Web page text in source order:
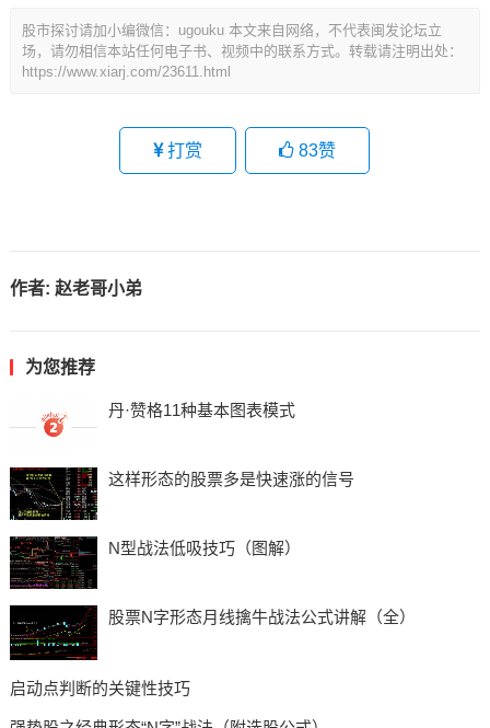
股市探讨请加小编微信：ugouku 本文来自网络，不代表闽发论坛立
场，请勿相信本站任何电子书、视频中的联系方式。转载请注明出处：
https://www.xiarj.com/23611.html
打赏 83赞
作者: 赵老哥小弟
为您推荐
丹·赞格11种基本图表模式
这样形态的股票多是快速涨的信号
N型战法低吸技巧（图解）
股票N字形态月线擒牛战法公式讲解（全）
启动点判断的关键性技巧